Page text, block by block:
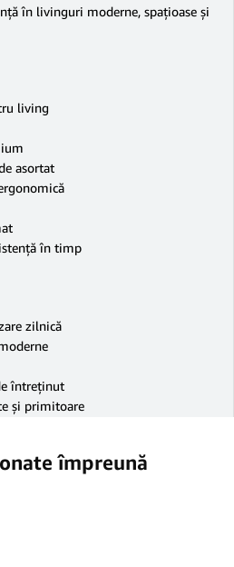
în livinguri moderne, spațioase și
living
asortat
în timp
zilnică
întreținut
și primitoare
împreună